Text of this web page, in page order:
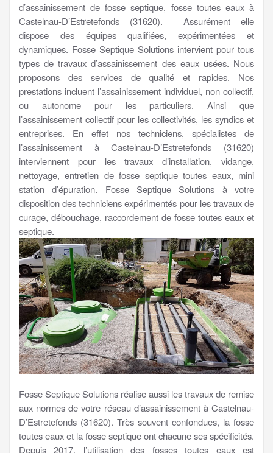
d’assainissement de fosse septique, fosse toutes eaux à
Castelnau-D’Estretefonds (31620). Assurément elle
dispose des équipes qualifiées, expérimentées et
dynamiques. Fosse Septique Solutions intervient pour tous
types de travaux d’assainissement des eaux usées. Nous
proposons des services de qualité et rapides. Nos
prestations incluent l’assainissement individuel, non collectif,
ou autonome pour les particuliers. Ainsi que
l’assainissement collectif pour les collectivités, les syndics et
entreprises. En effet nos techniciens, spécialistes de
l’assainissement à Castelnau-D’Estretefonds (31620)
interviennent pour les travaux d’installation, vidange,
nettoyage, entretien de fosse septique toutes eaux, mini
station d’épuration. Fosse Septique Solutions à votre
disposition des techniciens expérimentés pour les travaux de
curage, débouchage, raccordement de fosse toutes eaux et
septique.
Fosse Septique Solutions réalise aussi les travaux de remise
aux normes de votre réseau d’assainissement à Castelnau-
D’Estretefonds (31620). Très souvent confondues, la fosse
toutes eaux et la fosse septique ont chacune ses spécificités.
Depuis 2017, l’utilisation des fosses toutes eaux est